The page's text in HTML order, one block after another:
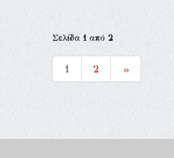
Σελίδα1από2
1 2 »